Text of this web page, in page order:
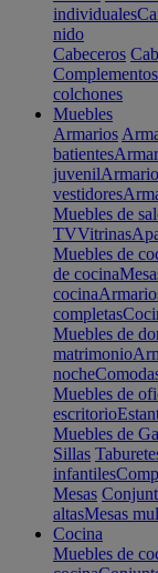
individuales
nido
Cabeceros
colchones
Muebles
Armarios
batientes
juvenil
vestidores
Muebles de
TVVitrinas
Muebles de
de cocina
cocina
completas
Muebles de
matrimonio
noche
Muebles de
escritorio
Muebles de
Sillas
infantiles
Mesas
altasMesas
Cocina
Muebles de